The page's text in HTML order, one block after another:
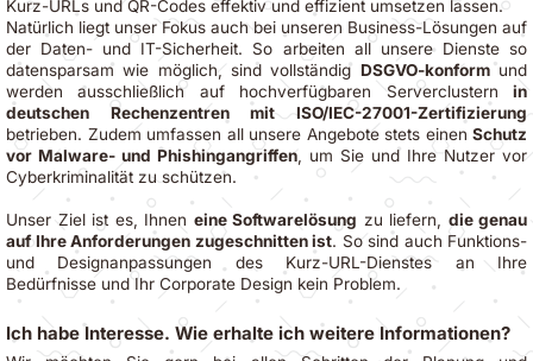
Kurz-URLs und QR-Codes effektiv und effizient umsetzen lassen.
Natürlich liegt unser Fokus auch bei unseren Business-Lösungen auf
der Daten- und IT-Sicherheit. So arbeiten all unsere Dienste so
datensparsam wie möglich, sind vollständig DSGVO-konformund
werden ausschließlich auf hochverfügbaren Serverclustern in
deutschen Rechenzentren mit ISO/IEC-27001-Zertifizierung
betrieben. Zudem umfassen all unsere Angebote stets einen Schutz
vor Malware- und Phishingangriffen , um Sie und Ihre Nutzer vor
Cyberkriminalität zu schützen.
Unser Ziel ist es, Ihnen eine Softwarelösung zu liefern, die genau
auf Ihre Anforderungen zugeschnitten ist. So sind auch Funktions-
und Designanpassungen des Kurz-URL-Dienstes an Ihre
Bedürfnisse und Ihr Corporate Design kein Problem.
Ich habe Interesse. Wie erhalte ich weitere Informationen?